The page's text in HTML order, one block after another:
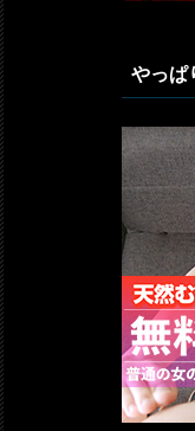
やっぱ